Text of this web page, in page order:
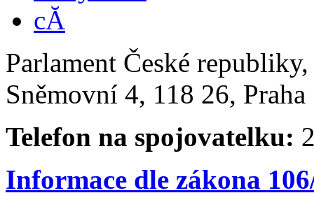
Parlament České
Sněmovní 4, 118 26,
Telefon na spojovatelku:
Informace dle zákona